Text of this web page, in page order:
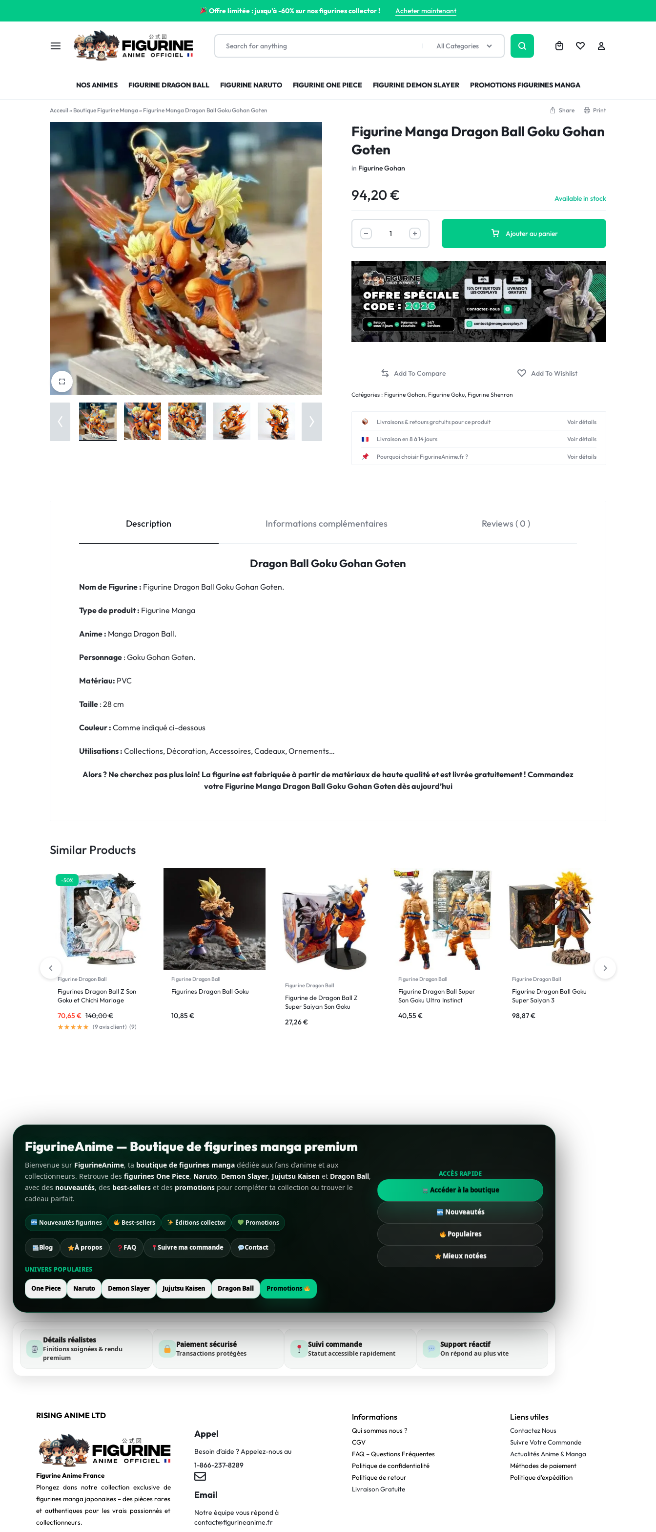
Offre limitée : jusqu’à -60% sur nos figurines collector ! Acheter maintenant
FRANCE
FRANCE
All Categories
NOS ANIMES FIGURINE DRAGON BALL FIGURINE NARUTO FIGURINE ONE PIECE FIGURINE DEMON SLAYER PROMOTIONS FIGURINES MANGA
Acceuil » Boutique Figurine Manga» Figurine Manga Dragon Ball Goku Gohan Goten Share Print
Figurine Manga Dragon Ball Goku Gohan
Goten
in Figurine Gohan
94,20€ Available in stock
Ajouter au panier
Catégories : Figurine Gohan, Figurine Goku, Figurine Shenron
Livraisons & retours gratuits pour ce produit Voir détails
Livraison en 8 à 14 jours Voir détails
Pourquoi choisir FigurineAnime.fr ? Voir détails
Description Informations complémentaires Reviews ( 0 )
Dragon Ball Goku Gohan Goten
Nom de Figurine : Figurine Dragon Ball Goku Gohan Goten.
Type de produit : Figurine Manga
Anime : Manga Dragon Ball.
Personnage : Goku Gohan Goten.
Matériau: PVC
Taille : 28 cm
Couleur : Comme indiqué ci-dessous
Utilisations : Collections, Décoration, Accessoires, Cadeaux, Ornements…
Alors ? Ne cherchez pas plus loin! La figurine est fabriquée à partir de matériaux de haute qualité et est livrée gratuitement ! Commandez
votre Figurine Manga Dragon Ball Goku Gohan Gotendès aujourd’hui
Similar Products
-50%
Figurine Dragon Ball
Figurines Dragon Ball Z Son
Goku et Chichi Mariage
70,65 € 140,00€
(9avis client) (9)
Figurine Dragon Ball
Figurines Dragon Ball Goku
10,85 €
Figurine Dragon Ball
Figurine de Dragon Ball Z
Super Saiyan Son Goku
27,26€
Figurine Dragon Ball
Figurine Dragon Ball Super
Son Goku Ultra Instinct
40,55€
Figurine Dragon Ball
Figurine Dragon Ball Goku
Super Saiyan 3
98,87€
FigurineAnime — Boutique de figurines manga premium
Bienvenue sur FigurineAnime, ta boutique de figurines manga dédiée aux fans d’anime et aux
collectionneurs. Retrouve des figurines One Piece, Naruto, Demon Slayer, Jujutsu Kaisen et Dragon Ball,
avec des nouveautés, des best-sellers et des promotions pour compléter ta collection ou trouver le
cadeau parfait.
Nouveautés figurines Best-sellers Éditions collector Promotions
Blog À propos FAQ Suivre ma commande Contact
UNIVERS POPULAIRES
One Piece Naruto Demon Slayer Jujutsu Kaisen Dragon Ball Promotions
ACCÈS RAPIDE
Accéder à la boutique
Nouveautés
Populaires
Mieux notées
Détails réalistes
Finitions soignées & rendu
premium
Paiement sécurisé
Transactions protégées
Suivi commande
Statut accessible rapidement
Support réactif
On répond au plus vite
RISING ANIME LTD
Figurine Anime France
Plongez dans notre collection exclusive de
figurines manga japonaises – des pièces rares
et authentiques pour les vrais passionnés et
collectionneurs.
Appel
Besoin d’aide ? Appelez-nous au
1-866-237-8289
Email
Notre équipe vous répond à
contact@figurineanime.fr
Informations
Qui sommes nous ?
CGV
FAQ – Questions Fréquentes
Politique de confidentialité
Politique de retour
Livraison Gratuite
Liens utiles
Contactez Nous
Suivre Votre Commande
Actualités Anime & Manga
Méthodes de paiement
Politique d’expédition